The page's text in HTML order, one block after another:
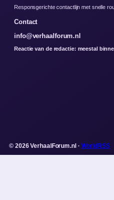
Responsgerichte contactlijn met snelle
Contact
info@verhaalforum.nl
Reactie van de redactie: meestal
© 2026 VerhaalForum.nl · WorldRSS